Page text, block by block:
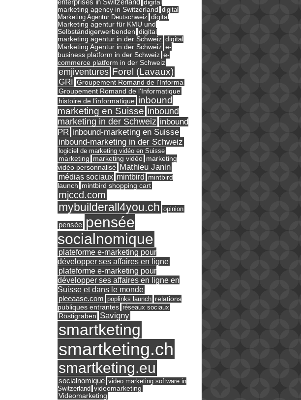
digital
marketing agency in Switzerland digital
Marketing Agentur Deutschweiz digital
Marketing agentur für KMU und
Selbständigerwerbenden digital
marketing agentur in der Schweiz digital
Marketing Agentur in der Schweiz e-
business platform in der Schweiz e-
commerce platform in der Schweiz
emjiventures Forel (Lavaux)
GRI Groupement Romand de l'Informa
Groupement Romand de l'Informatique
histoire de l'informatique inbound
marketing en Suisse inbound
marketing in der Schweiz inbound
PR inbound-marketing en Suisse
inbound-marketing in der Schweiz
logiciel de marketing vidéo en Suisse
marketing marketing vidéo marketing
vidéo personnalisé Mathieu Janin
médias sociaux mintbird
mintbird
launch mintbird shopping cart
mjccd.com
mybuilderall4you.ch opinion
pensée pensée
socialnomique
plateforme e-marketing pour
développer ses affaires en ligne
plateforme e-marketing pour
développer ses affaires en ligne en
Suisse et dans le monde
pleeaase.com poplinks launch relations
publiques entrantes réseaux sociaux
Röstigraben Savigny
smartketing
smartketing.ch
smartketing.eu
socialnomique video marketing software in
Switzerland videomarketing
Videomarketing